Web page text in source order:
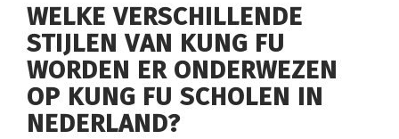
WELKE VERSCHILLENDE
STIJLEN VAN KUNG FU
WORDEN ER ONDERWEZEN
OP KUNG FU SCHOLEN IN
NEDERLAND?